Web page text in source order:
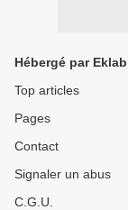
Hébergé par
Top articles
Pages
Contact
Signaler un abus
C.G.U.